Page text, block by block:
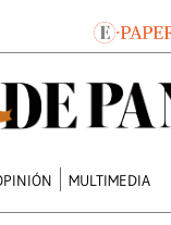
MULTIMEDIA